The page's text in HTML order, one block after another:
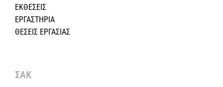
ΕΚΘΕΣΕΙΣ
ΕΡΓΑΣΤΗΡΙΑ
ΘΕΣΕΙΣ ΕΡΓΑΣΙΑΣ
ΣΑΚ